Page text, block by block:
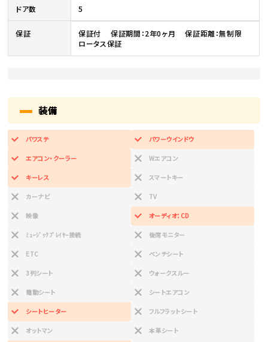
ドア数 5
保証
保証付 保証期間：2年0ヶ月 保証距離：無制限
ロータス保証
装備
パワステ パワーウインドウ
エアコン・クーラー Wエアコン
キーレス スマートキー
カーナビ TV
映像 オーディオ：CD
ﾐｭｰｼﾞｯｸﾌﾟﾚｲﾔｰ接続 後席モニター
ETC ベンチシート
3列シート ウォークスルー
電動シート シートエアコン
シートヒーター フルフラットシート
オットマン 本革シート